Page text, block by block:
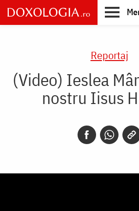
Skip
to
main
Reportaj
(Video) Ieslea
nostru Iisus